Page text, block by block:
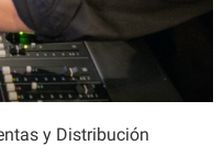
y Distribución